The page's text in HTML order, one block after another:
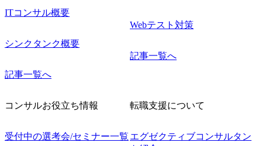
ITコンサル概要
シンクタンク概要
記事一覧へ
Webテスト対策
記事一覧へ
コンサルお役立ち情報
受付中の選考会/セミナー一覧
転職支援について
エグゼクティブコンサルタン